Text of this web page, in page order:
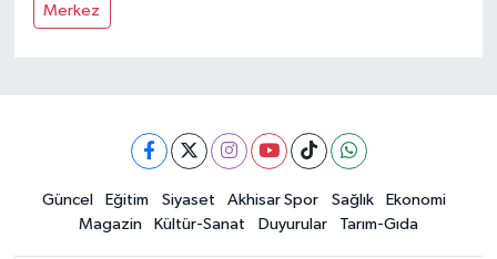
Merkez
Güncel Eğitim Siyaset Akhisar Spor Sağlık
Ekonomi
Magazin
Kültür-Sanat Duyurular Tarım-Gıda